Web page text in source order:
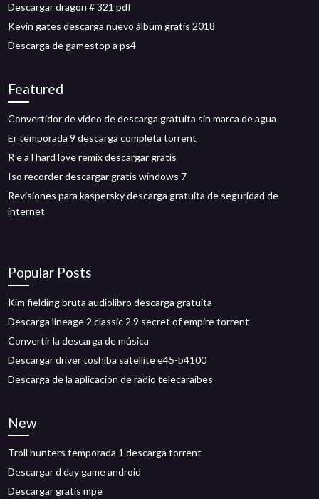
Descargar dragon # 321 pdf
Kevin gates descarga nuevo álbum gratis 2018
Descarga de gamestop a ps4
Featured
Convertidor de video de descarga gratuita sin marca de agua
Er temporada 9 descarga completa torrent
R e a l hard love remix descargar gratis
Iso recorder descargar gratis windows 7
Revisiones para kaspersky descarga gratuita de seguridad de
internet
Popular Posts
Kim fielding bruta audiolibro descarga gratuita
Descarga lineage 2 classic 2.9 secret of empire torrent
Convertir la descarga de música
Descargar driver toshiba satellite e45-b4100
Descarga de la aplicación de radio telecaraibes
New
Troll hunters temporada 1 descarga torrent
Descargar d day game android
Descargar gratis mpe